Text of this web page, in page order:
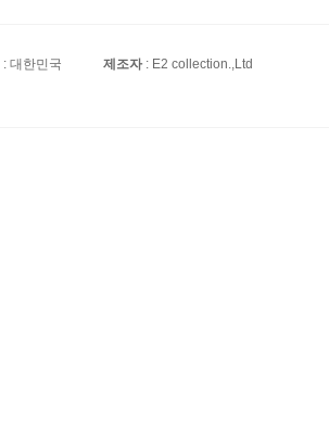
: 대한민국 제조자: E2 collection.,Ltd